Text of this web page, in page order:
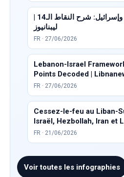
ليبنانيوز
FR · 27/06/2026
Lebanon-Israel
Points Decoded |
FR · 27/06/2026
Cessez-le-feu au Liban-
Israël, Hezbollah, Iran et
FR · 21/06/2026
Voir toutes les infographies